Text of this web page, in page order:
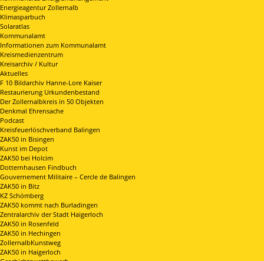
Energieagentur Zollernalb
Klimasparbuch
Solaratlas
Kommunalamt
Informationen zum Kommunalamt
Kreismedienzentrum
Kreisarchiv / Kultur
Aktuelles
F 10 Bildarchiv Hanne-Lore Kaiser
Restaurierung Urkundenbestand
Der Zollernalbkreis in 50 Objekten
Denkmal Ehrensache
Podcast
Kreisfeuerlöschverband Balingen
ZAK50 in Bisingen
Kunst im Depot
ZAK50 bei Holcim
Dotternhausen Findbuch
Gouvernement Militaire – Cercle de Balingen
ZAK50 in Bitz
KZ Schömberg
ZAK50 kommt nach Burladingen
Zentralarchiv der Stadt Haigerloch
ZAK50 in Rosenfeld
ZAK50 in Hechingen
ZollernalbKunstweg
ZAK50 in Haigerloch